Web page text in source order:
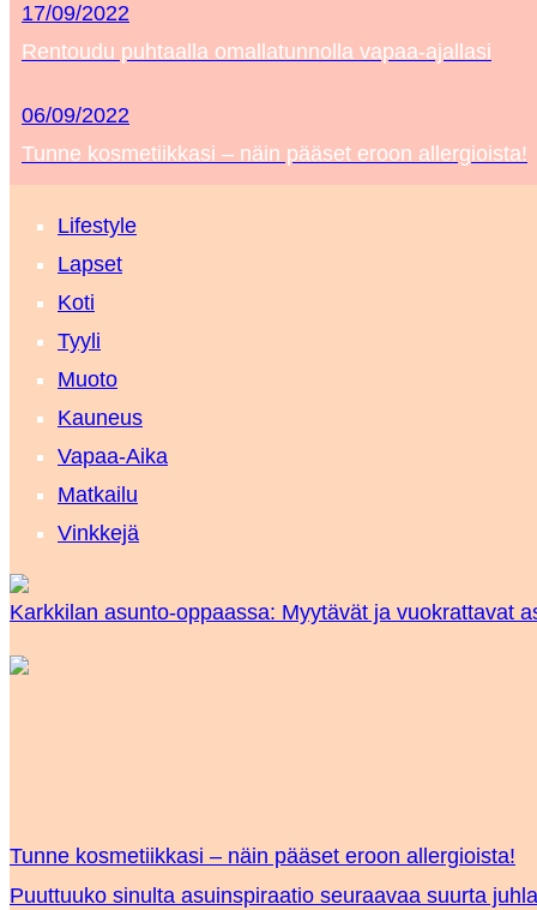
17/09/2022
Rentoudu puhtaalla omallatunnolla vapaa-ajallasi
06/09/2022
Tunne kosmetiikkasi – näin pääset eroon allergioista!
Lifestyle
Lapset
Koti
Tyyli
Muoto
Kauneus
Vapaa-Aika
Matkailu
Vinkkejä
Karkkilan asunto-oppaassa: Myytävät ja vuokrattavat
Tunne kosmetiikkasi – näin pääset eroon allergioista!
Puuttuuko sinulta asuinspiraatio seuraavaa suurta